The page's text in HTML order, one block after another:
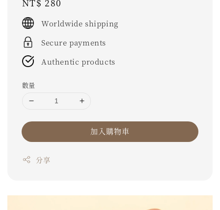
price
Worldwide shipping
Secure payments
Authentic products
數量
加入購物車
分享